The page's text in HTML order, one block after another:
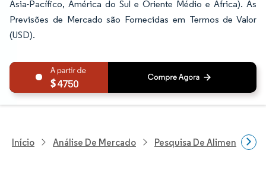
Ásia-Pacífico, América do Sul e Oriente Médio e África). As
Previsões de Mercado são Fornecidas em Termos de Valor
(USD).
4750
Início Análise De Mercado Pesquisa De Alimentos E